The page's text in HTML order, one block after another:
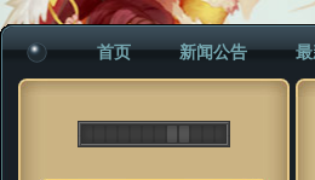
首页 新闻公告